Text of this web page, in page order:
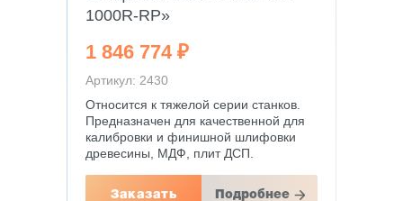
1000R-RP»
1 846 774 ₽
Артикул: 2430
Относится к тяжелой серии станков.
Предназначен для качественной для
калибровки и финишной шлифовки
древесины, МДФ, плит ДСП.
Заказать Подробнее